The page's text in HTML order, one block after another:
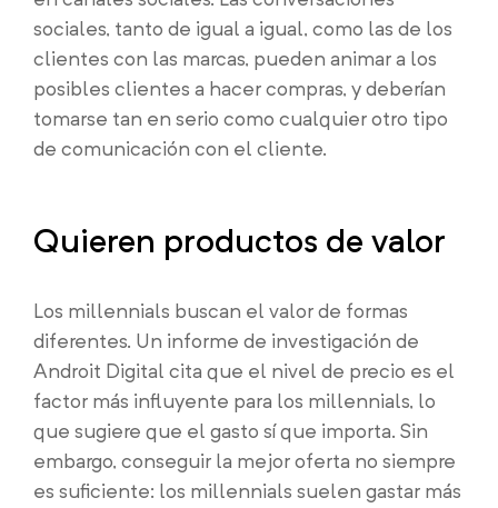
sociales, tanto de igual a igual, como las de los
clientes con las marcas, pueden animar a los
posibles clientes a hacer compras, y deberían
tomarse tan en serio como cualquier otro tipo
de comunicación con el cliente.
Quieren productos de valor
Los millennials buscan el valor de formas
diferentes. Un informe de investigación de
Androit Digital cita que el nivel de precio es el
factor más influyente para los millennials, lo
que sugiere que el gasto sí que importa. Sin
embargo, conseguir la mejor oferta no siempre
es suficiente: los millennials suelen gastar más